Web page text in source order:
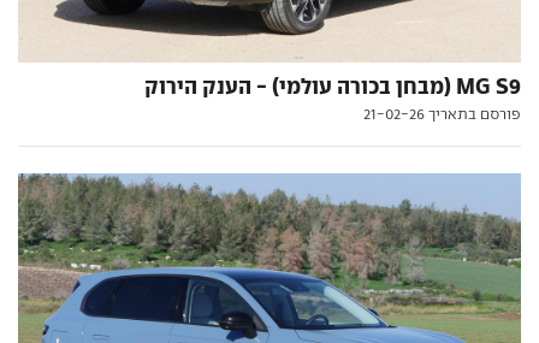
MG S9 (מבחן בכורה עולמי) - הענק הירוק
פורסם בתאריך 21-02-26